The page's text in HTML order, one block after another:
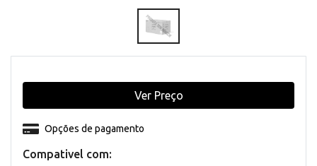
Compativel com:
Opções de pagamento
Ver Preço